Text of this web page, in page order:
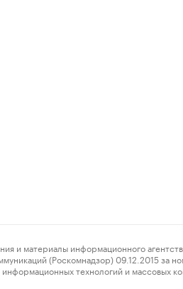
информационного агентства
(Роскомнадзор) 09.12.2015
технологий и